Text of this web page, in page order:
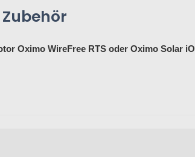
Oximo WireFree RTS oder Oximo Solar iO